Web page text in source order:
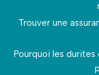
Trouver une
Pourquoi les